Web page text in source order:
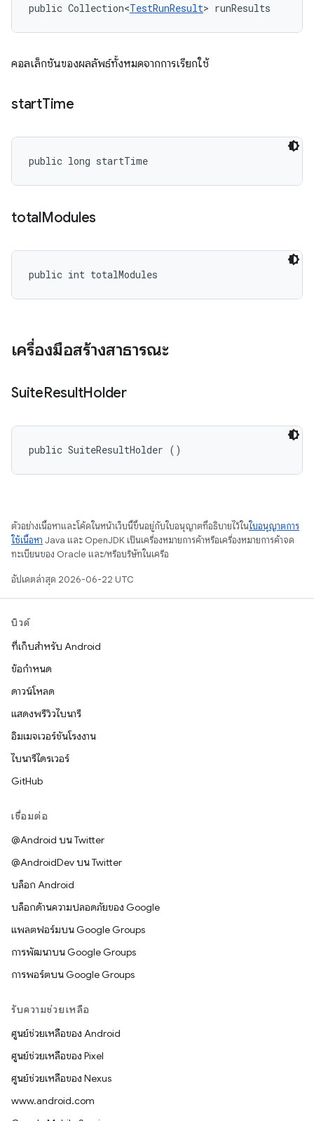
public Collection<TestRunResult> runResults
คอลเล็กชันของผลลัพธ์ทั้งหมดจากการเรียกใช้
startTime
public long startTime
totalModules
public int totalModules
เครื่องมือสร้างสาธารณะ
SuiteResultHolder
public SuiteResultHolder ()
ตัวอย่างเนื้อหาและโค้ดในหน้าเว็บนี้ขึ้นอยู่กับใบอนุญาตที่อธิบายไว้ในใบอนุญาตการ
ใช้เนื้อหา Java และ OpenJDK เป็นเครื่องหมายการค้าหรือเครื่องหมายการค้าจด
ทะเบียนของ Oracle และ/หรือบริษัทในเครือ
อัปเดตล่าสุด 2026-06-22 UTC
บิวด์
ที่เก็บสำหรับ Android
ข้อกำหนด
ดาวน์โหลด
แสดงพรีวิวไบนารี
อิมเมจเวอร์ชันโรงงาน
ไบนารีไดรเวอร์
GitHub
เชื่อมต่อ
@Android บน Twitter
@AndroidDev บน Twitter
บล็อก Android
บล็อกด้านความปลอดภัยของ Google
แพลตฟอร์มบน Google Groups
การพัฒนาบน Google Groups
การพอร์ตบน Google Groups
รับความช่วยเหลือ
ศูนย์ช่วยเหลือของ Android
ศูนย์ช่วยเหลือของ Pixel
ศูนย์ช่วยเหลือของ Nexus
www.android.com